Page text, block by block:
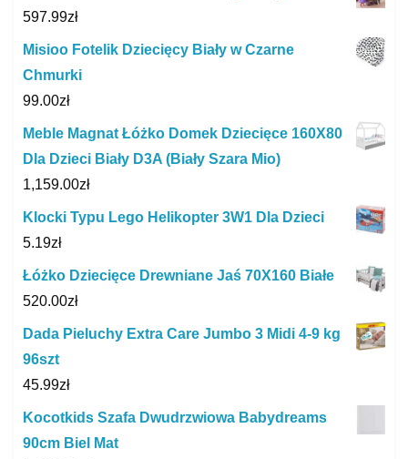
597.99zł
Misioo Fotelik Dziecięcy Biały w Czarne
Chmurki
99.00zł
Meble Magnat Łóżko Domek Dziecięce 160X80
Dla Dzieci Biały D3A (Biały Szara Mio)
1,159.00zł
Klocki Typu Lego Helikopter 3W1 Dla Dzieci
5.19zł
Łóżko Dziecięce Drewniane Jaś 70X160 Białe
520.00zł
Dada Pieluchy Extra Care Jumbo 3 Midi 4‑9 kg
96szt
45.99zł
Kocotkids Szafa Dwudrzwiowa Babydreams
90cm Biel Mat